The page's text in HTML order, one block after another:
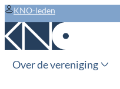
KNO-leden
Over de vereniging